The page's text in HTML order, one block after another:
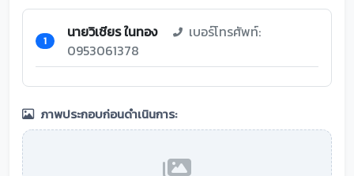
1 นายวิเชียร ในทอง
เบอร์โทรศัพท์:
0953061378
ภาพประกอบก่อนดำเนินการ: